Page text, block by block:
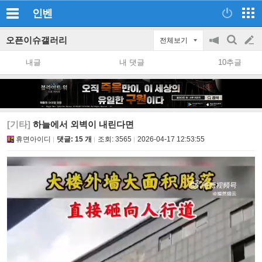
인벤
오픈이슈갤러리 전체보기
공
지
on/off
검
색
글
쓰
내글 내 댓글 10추글
[기타] 하늘에서 외벽이 내린다면
휴면아이디 댓글: 15 개 조회: 3565 2026-04-17 12:53:55